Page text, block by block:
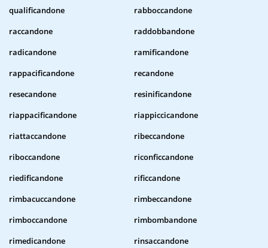
qualificandone
rabboccandone
raccandone
raddobbandone
radicandone
ramificandone
rappacificandone
recandone
resecandone
resinificandone
riappacificandone
riappiccicandone
riattaccandone
ribeccandone
riboccandone
riconficcandone
riedificandone
rificcandone
rimbacuccandone
rimbeccandone
rimboccandone
rimbombandone
rimedicandone
rinsaccandone